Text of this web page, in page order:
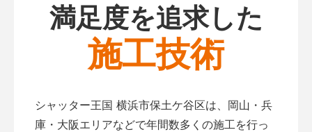
満足度を追求した
施工技術
シャッター王国 横浜市保土ケ谷区は、岡山・兵
庫・大阪エリアなどで年間数多くの施工を行っ